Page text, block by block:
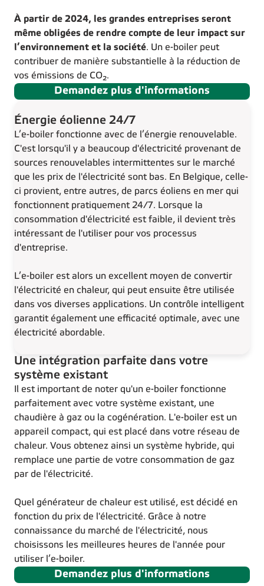
À partir de 2024, les grandes entreprises seront
même obligées de rendre compte de leur impact sur
l’environnement et la société. Un e-boiler peut
contribuer de manière substantielle à la réduction de
vos émissions de CO₂.
Demandez plus d'informations
Énergie éolienne 24/7
L’e-boiler fonctionne avec de l’énergie renouvelable.
C'est lorsqu'il y a beaucoup d'électricité provenant de
sources renouvelables intermittentes sur le marché
que les prix de l'électricité sont bas. En Belgique, celle-
ci provient, entre autres, de parcs éoliens en mer qui
fonctionnent pratiquement 24/7. Lorsque la
consommation d'électricité est faible, il devient très
intéressant de l'utiliser pour vos processus
d'entreprise.
L’e-boiler est alors un excellent moyen de convertir
l'électricité en chaleur, qui peut ensuite être utilisée
dans vos diverses applications. Un contrôle intelligent
garantit également une efficacité optimale, avec une
électricité abordable.
Une intégration parfaite dans votre
système existant
Il est important de noter qu'un e-boiler fonctionne
parfaitement avec votre système existant, une
chaudière à gaz ou la cogénération. L'e-boiler est un
appareil compact, qui est placé dans votre réseau de
chaleur. Vous obtenez ainsi un système hybride, qui
remplace une partie de votre consommation de gaz
par de l'électricité.
Quel générateur de chaleur est utilisé, est décidé en
fonction du prix de l'électricité. Grâce à notre
connaissance du marché de l'électricité, nous
choisissons les meilleures heures de l'année pour
utiliser l’e-boiler.
Demandez plus d'informations